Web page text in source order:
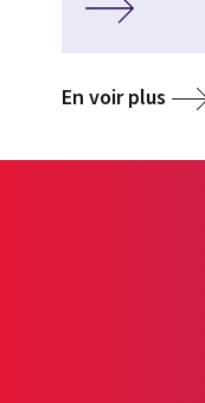
En voir plus